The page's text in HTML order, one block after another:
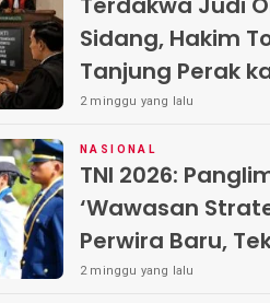
Sidang, Hakim
Tanjung Perak
Hadirkan Hartono
2 minggu yang lalu
NASIONAL
TNI 2026:
‘Wawasan
Perwira Baru,
dan Integritas
2 minggu yang lalu